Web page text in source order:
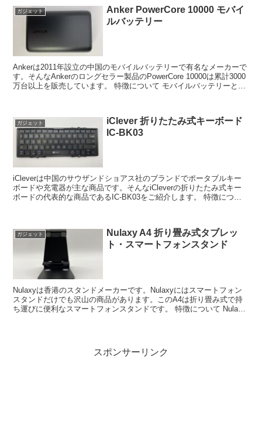
ガジェット
Anker PowerCore 10000 モバイ
ルバッテリー
Ankerは2011年設立の中国のモバイルバッテリーで有名なメーカーで
す。そんなAnkerのロングセラー製品のPowerCore 10000は累計3000
万台以上を販売しています。 特徴について モバイルバッテリーとい
ガジェット
iClever 折りたたみ式キーボード
IC-BK03
iCleverは中国のサウザンドショアス社のブランドでポータブルキー
ボードや充電器が主な商品です。そんなiCleverの折りたたみ式キー
ボードの代表的な商品であるIC-BK03をご紹介します。 特徴につい
ガジェット
Nulaxy A4 折り畳み式タブレッ
ト・スマートフォンスタンド
Nulaxyは香港のスタンドメーカーです。Nulaxyにはスマートフォン
スタンドだけでも沢山の商品があります。このA4は折り畳み式で持
ち運びに便利なスマートフォンスタンドです。 特徴について Nulaxy
スポンサーリンク